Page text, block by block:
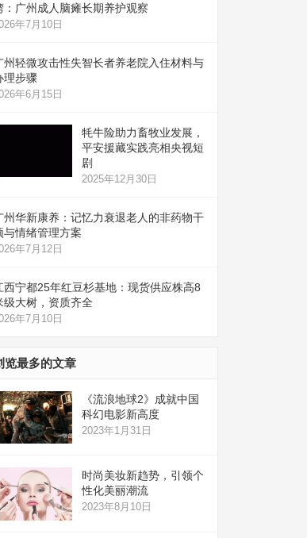
：广州成人脑瘫长期养护观察
年7月10日
州轻微攻击性失智长者养老院入住材料与
理步骤
年6月15日
牦牛险助力畜牧业发展，
平安援藏实践亮相央视短
剧
2025年12月30日
州华新康养：记忆力衰退老人的非药物干
与情绪管理方案
年7月12日
西宁都25年红豆杉基地：现货供应株高8
级大树，资质齐全
年7月10日
览最多的文章
《流浪地球2》成就中国
科幻电影新高度
2023年1月31日
时尚美妆新趋势，引领个
性化美丽潮流
2023年8月10日